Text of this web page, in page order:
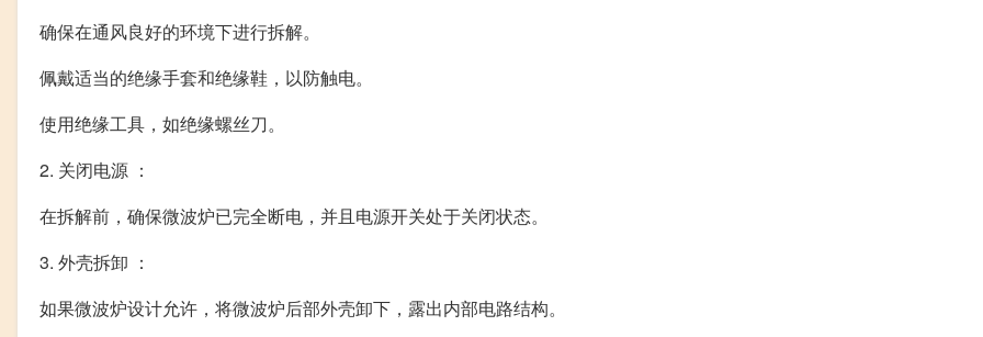
确保在通风良好的环境下进行拆解。
佩戴适当的绝缘手套和绝缘鞋，以防触电。
使用绝缘工具，如绝缘螺丝刀。
2. 关闭电源 ：
在拆解前，确保微波炉已完全断电，并且电源开关处于关闭状态。
3. 外壳拆卸 ：
如果微波炉设计允许，将微波炉后部外壳卸下，露出内部电路结构。